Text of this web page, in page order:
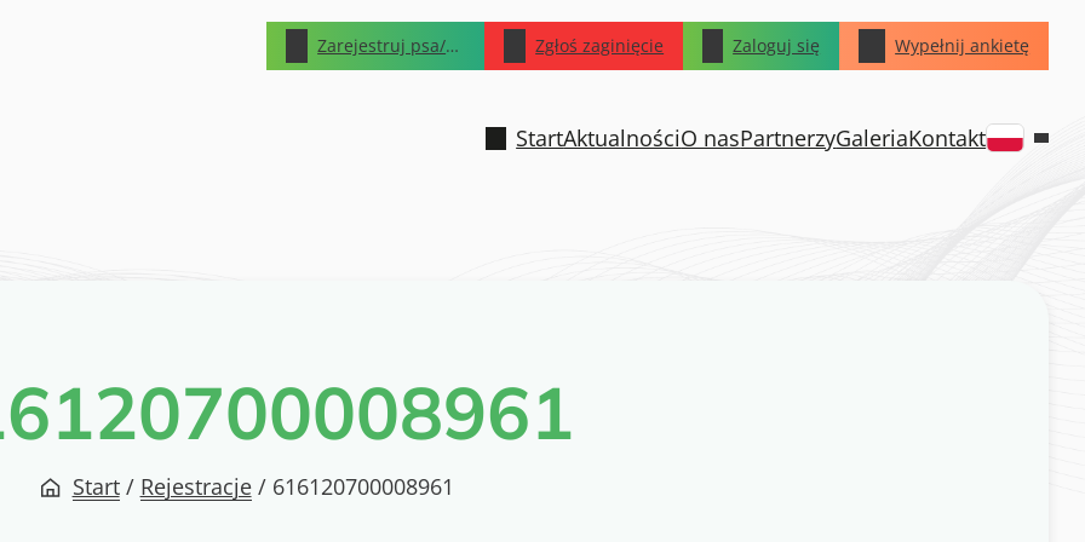
Zarejestruj psa/kota Zgłoś zaginięcie Zaloguj się Wypełnij ankietę
StartAktualnościO nasPartnerzyGaleriaKontakt
Start / Rejestracje / 616120700008961